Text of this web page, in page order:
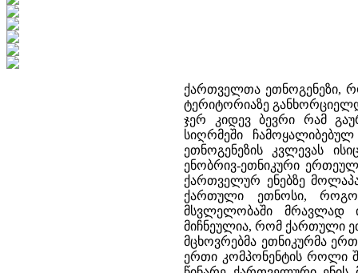
ქართველთა ეთნოგენეზი, რომელიც დღევანდელი საქართველოსა და მის ისტორიულ სამხრეთ ტერიტორიაზე განხორციელდა, საუკუნეთა მიღმა მოხდა. ქართული ეთნოსის წარმოშობის შესახებ ჯერ კიდევ ბევრი რამ გაურკვეველი და შესასწავლია, რადგან, ცნობილია, რომ ისტორიის სიღრმეში ჩამოყალიბებულ ხალხთა ეთნოგენეზის შესწავლა ერთობ ძნელია. ქართველთა ეთნოგენეზის კვლევას ისიც ართულებს, რომ დღეს მას არა ჰყავს უეჭველად მონათესავე ენობრივ-ეთნიკური ერთეული. ისევე როგორც სხვა ეთნოსები, ქართველებიც მხოლოდ ერთი - ქართველურ ენებზე მოლაპარაკე ტომების შერწყმის შედეგად როდი არიან ჩამოყალიბებული. ქართული ეთნოსი, როგორც მისი ეთნოგენეზის, ისე მთელი ეთნიკური განვითარების მსვლელობაში მრავლად იკრებდა და ისრუტავდა არაქართულ ეთნიკურ ერთეულებსაც. მიჩნეულია, რომ ქართული ეთნოსის ფორმირებაში მნიშვნელოვანი წვლილი შეიტანეს წინა აზიაში მცხოვრებმა ეთნიკურმა ერთეულებმა. უფრო ზუსტად რომ ვთქვათ, ამ თვალსაზრისით მათ ერთ-ერთი კომპონენტის როლი შეასრულეს. კავკასიასა და მის მოსაზღვრე წინა აზიის ტერიტორიაზე წინარე ქართველური ენის მატარებელი კოლექტივების ფორმირება ოთხი ათასწლეულის წინ მოხდა. შემდეგ წინარე ქართველური ენობრივ-ეთნიკური ერთობა ძირითადად ბუნებრივ-გეოგრაფიული პირობებიდან გამომდინარე ერთმანეთს გამოეთიშა და მივიღეთ სამი ქართველურ ენაზე მოლაპარაკე ერთეული: ქართები, ზანები და სვანები. ქართული საისტორიო ტრადიცია ყოველთვის ხაზს უსვამდა სამივე ქართველურ ენაზე (თავდაპირველად დიალექტზე) მოლაპარაკე ერთობის საერთო წარმომავლობას. ქართების განსახლების არეალი ძირითადად აღმოსავლეთ საქართველოს მოიცავდა. ზანები და სვანები კი დასავლეთ საქართველოში ბინადრობდნენ. მიჩნეულია, რომ სამხრეთ-დასავლეთი საქართველოს ძირითადი ტერიტორიაც თავდაპირველად ზანური ერთობით იყო დასახლებული, სადაც შემდეგ ზანები ქართებთან ერთად თანაცხოვრობდნენ, ბოლოს კი ქართების საცხოვრისი იყო. როგორც ყველა ენობრივ-ეთნიკური კოლექტივის, ისე ქართველურად მეტყველი ქართების, ზანების (ჭან-მეგრელების) და სვანების განსახლების არეალი მუდმივი არ იყო. ის ცვლილებებს განიცდიდა, რაც ძირითადად ამ ქართველური ტომების ურთიერთში შერევა-შეღწევით იყო განპირობებული. ასე, მაგალითად, ანტიკური წყაროებითა და ტოპონიმებით აშკარაა, რომ სვანები თავდაპირველად მხოლოდ დასავლეთ საქართველოს მთაში არ მკვიდრობდნენ. მათი განსახლების არეალი უფრო ვრცელ ტერიტორიას მოიცავდა და ისინი კოლხეთის დაბლობსა (მდ. ხობისწყლის ხეობა) და დღევანდელი აფხაზეთის გარკვეულ მონაკვეთშიც ცხოვრობდნენ. უფრო ვრცელი მონაკვეთი ეკავათ ზანებს, რომლებიც არა მხოლოდ დასავლეთ საქართველოსა და შავი ზღვის სამხრეთ-დასავლეთ სანპიროზე, არამედ აღმოსავლეთ საქართველოში, ქართლის დასავლეთ ნაწილშიც კი მკვიდრობდნენ. მაგრამ ქართის ტომის თანდათანმა სამეურნეო-ეკონომიკურმა და კულტურულმა დაწინაურებამ, რაც თავის მხრივ ბუნებრივ-გეოგრაფიული გარემოებით იყო განპირობებული, განსაზღვრა მასში როგორც ზანების, ისე სვანების თანდათანობითი შესვლა. არქეოლოგიური მასალით დადასტურებულია, რომ ჯერ კიდევ ოთხი ათასი წლის წინ ქართველურ ტომებში საკმაოდ დაწინაურებული იყო მეურნეობის სხვადასხვა დარგი. ძვ.წ. II ათასწლეულში